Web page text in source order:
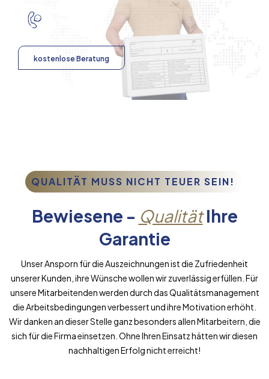
kostenlose Beratung
QUALITÄT MUSS NICHT TEUER SEIN!
Bewiesene - QualitätIhre
Garantie
Unser Ansporn für die Auszeichnungen ist die Zufriedenheit
unserer Kunden, ihre Wünsche wollen wir zuverlässig erfüllen. Für
unsere Mitarbeitenden werden durch das Qualitätsmanagement
die Arbeitsbedingungen verbessert und ihre Motivation erhöht.
Wir danken an dieser Stelle ganz besonders allen Mitarbeitern, die
sich für die Firma einsetzen. Ohne Ihren Einsatz hätten wir diesen
nachhaltigen Erfolg nicht erreicht!